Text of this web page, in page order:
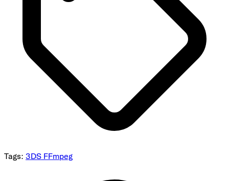
Tags: 3DS FFmpeg